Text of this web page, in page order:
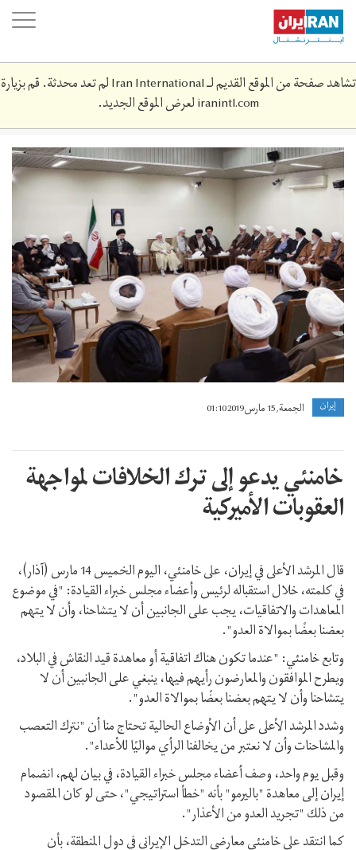
Skip
main
content
تشاهد صفحة من الموقع القديم لـ Iran International لم تعد محدثة. قم بزيارة
iranintl.comلعرض الموقع الجديد.
n83243486-
72903173.jpg
إيران الجمعة, 15 مارس 2019 01:10
خامنئي يدعو إلى ترك الخلافات لمواجهة
العقوبات الأميركية
قال المرشد الأعلى في إيران، على خامنئي، الیوم الخميس 14 مارس (آذار)،
في كلمته، خلال استقباله لرئيس وأعضاء مجلس خبراء القيادة: "في موضوع
المعاهدات والاتفاقيات، يجب علی الجانبین أن لا يتشاحنا، وأن لا يتهم
بعضنا بعضًا بموالاة العدو".
وتابع خامنئي: "عندما تكون هناك اتفاقية أو معاهدة قيد النقاش في البلاد،
ویطرح الموافقون والمعارضون رأیهم فیها، ينبغي علی الجانبین أن لا
يتشاحنا وأن لا يتهم بعضنا بعضًا بموالاة العدو".
وشدد المرشد الأعلى على أن الأوضاع الحالية تحتاج منا أن "نترك التعصب
والمشاحنات وأن لا نعتبر من یخالفنا الرأي مواليًا للأعداء".
وقبل يوم واحد، وصف أعضاء مجلس خبراء القیادة، في بيان لهم، انضمام
إيران إلی معاهدة "باليرمو" بأنه "خطأ استراتيجي"، حتى لو كان المقصود
من ذلك "تجرید العدو من الأعذار".
كما انتقد علي خامنئي معارضي التدخل الإيراني في دول المنطقة، بأن